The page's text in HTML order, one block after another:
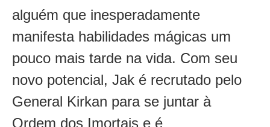
alguém que inesperadamente
manifesta habilidades mágicas um
pouco mais tarde na vida. Com seu
novo potencial, Jak é recrutado pelo
General Kirkan para se juntar à
Ordem dos Imortais e é